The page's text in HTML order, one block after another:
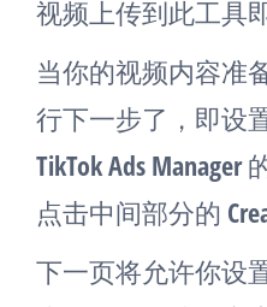
视频上传到此工具即
当你的视频内容准
行下一步了，即设
TikTok Ads Manager
点击中间部分的
下一页将允许你设